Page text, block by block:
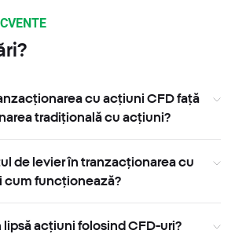
cu acțiuni CFD față
tradițională cu acțiuni?
de levier în tranzacționarea cu
cum funcționează?
lipsă acțiuni folosind CFD-uri?